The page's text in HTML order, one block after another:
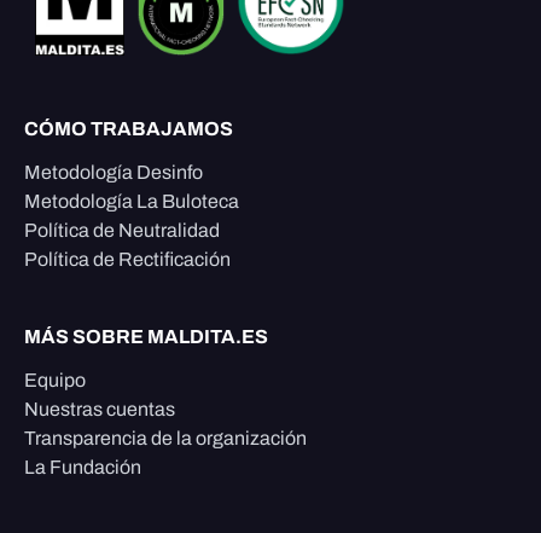
CÓMO TRABAJAMOS
Metodología Desinfo
Metodología La Buloteca
Política de Neutralidad
Política de Rectificación
MÁS SOBRE MALDITA.ES
Equipo
Nuestras cuentas
Transparencia de la organización
La Fundación